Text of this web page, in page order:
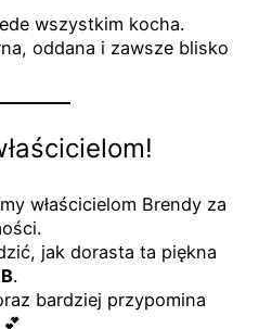
wszystkim kocha.
oddana i zawsze blisko
właścicielom Brendy za
jak dorasta ta piękna
B.
bardziej przypomina